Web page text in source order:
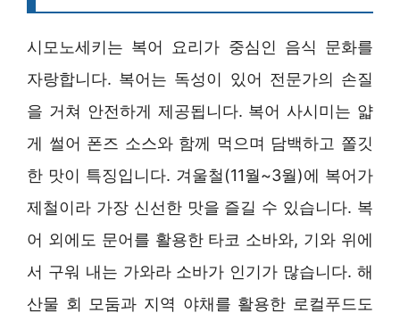
시모노세키는 복어 요리가 중심인 음식 문화를
자랑합니다. 복어는 독성이 있어 전문가의 손질
을 거쳐 안전하게 제공됩니다. 복어 사시미는 얇
게 썰어 폰즈 소스와 함께 먹으며 담백하고 쫄깃
한 맛이 특징입니다. 겨울철(11월~3월)에 복어가
제철이라 가장 신선한 맛을 즐길 수 있습니다. 복
어 외에도 문어를 활용한 타코 소바와, 기와 위에
서 구워 내는 가와라 소바가 인기가 많습니다. 해
산물 회 모둠과 지역 야채를 활용한 로컬푸드도